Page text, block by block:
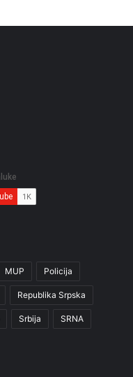
MUP Policija
Republika Srpska
Srbija SRNA